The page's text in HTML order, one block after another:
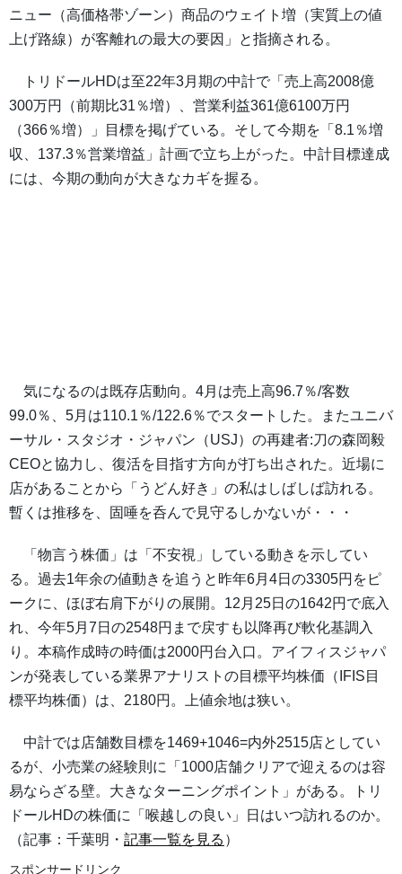
ニュー（高価格帯ゾーン）商品のウェイト増（実質上の値
上げ路線）が客離れの最大の要因」と指摘される。
トリドールHDは至22年3月期の中計で「売上高2008億
300万円（前期比31％増）、営業利益361億6100万円
（366％増）」目標を掲げている。そして今期を「8.1％増
収、137.3％営業増益」計画で立ち上がった。中計目標達成
には、今期の動向が大きなカギを握る。
気になるのは既存店動向。4月は売上高96.7％/客数
99.0％、5月は110.1％/122.6％でスタートした。またユニバ
ーサル・スタジオ・ジャパン（USJ）の再建者:刀の森岡毅
CEOと協力し、復活を目指す方向が打ち出された。近場に
店があることから「うどん好き」の私はしばしば訪れる。
暫くは推移を、固唾を呑んで見守るしかないが・・・
「物言う株価」は「不安視」している動きを示してい
る。過去1年余の値動きを追うと昨年6月4日の3305円をピ
ークに、ほぼ右肩下がりの展開。12月25日の1642円で底入
れ、今年5月7日の2548円まで戻すも以降再び軟化基調入
り。本稿作成時の時価は2000円台入口。アイフィスジャパ
ンが発表している業界アナリストの目標平均株価（IFIS目
標平均株価）は、2180円。上値余地は狭い。
中計では店舗数目標を1469+1046=内外2515店としてい
るが、小売業の経験則に「1000店舗クリアで迎えるのは容
易ならざる壁。大きなターニングポイント」がある。トリ
ドールHDの株価に「喉越しの良い」日はいつ訪れるのか。
（記事：千葉明・ 記事一覧を見る ）
スポンサードリンク